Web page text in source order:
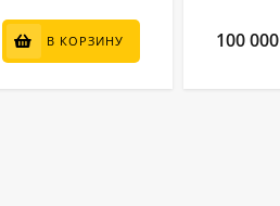
В КОРЗИНУ 100 000